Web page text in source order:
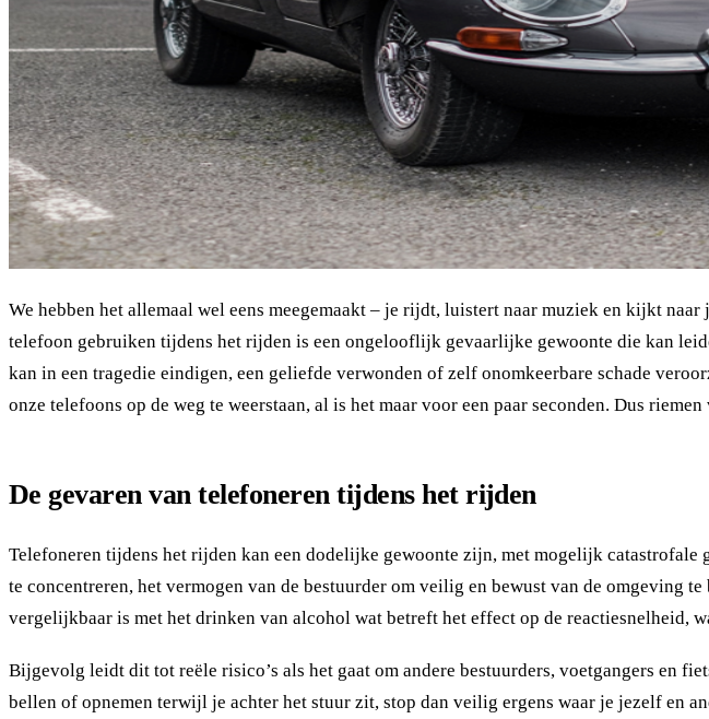
We hebben het allemaal wel eens meegemaakt – je rijdt, luistert naar muziek en kijkt
telefoon gebruiken tijdens het rijden is een ongelooflijk gevaarlijke gewoonte die kan
kan in een tragedie eindigen, een geliefde verwonden of zelf onomkeerbare schade
onze telefoons op de weg te weerstaan, al is het maar voor een paar seconden. Dus
De gevaren van telefoneren tijdens het rijden
Telefoneren tijdens het rijden kan een dodelijke gewoonte zijn, met mogelijk
te concentreren, het vermogen van de bestuurder om veilig en bewust van de omgeving
vergelijkbaar is met het drinken van alcohol wat betreft het effect op de reactiesnelheid,
Bijgevolg leidt dit tot reële risico’s als het gaat om andere bestuurders, voetgangers en
bellen of opnemen terwijl je achter het stuur zit, stop dan veilig ergens waar je jezelf en